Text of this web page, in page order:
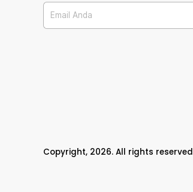
Email Anda
Copyright, 2026. All rights reserved